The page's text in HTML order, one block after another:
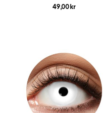
49,00 kr